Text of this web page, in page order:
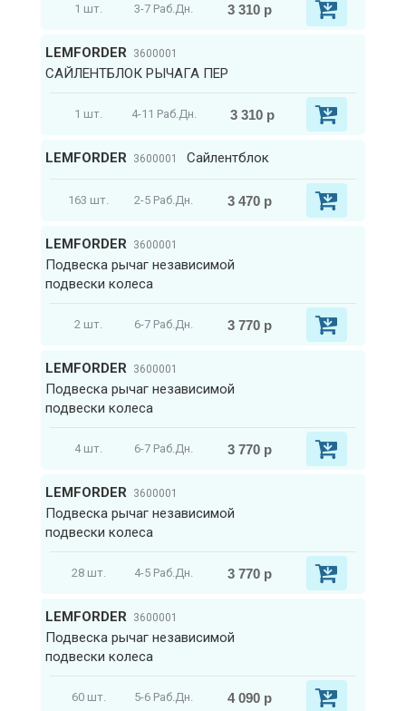
1 шт. 3-7 Раб.Дн. 3 310 р
LEMFORDER 3600001
САЙЛЕНТБЛОК РЫЧАГА ПЕР
1 шт. 4-11 Раб.Дн. 3 310 р
LEMFORDER 3600001 Сайлентблок
163 шт. 2-5 Раб.Дн. 3 470 р
LEMFORDER 3600001
Подвеска рычаг независимой
подвески колеса
2 шт. 6-7 Раб.Дн. 3 770 р
LEMFORDER 3600001
Подвеска рычаг независимой
подвески колеса
4 шт. 6-7 Раб.Дн. 3 770 р
LEMFORDER 3600001
Подвеска рычаг независимой
подвески колеса
28 шт. 4-5 Раб.Дн. 3 770 р
LEMFORDER 3600001
Подвеска рычаг независимой
подвески колеса
60 шт. 5-6 Раб.Дн. 4 090 р